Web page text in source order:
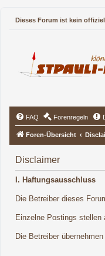
Dieses Forum ist kein
FAQ Forenregeln
Foren-Übersicht
Disclaimer
I. Haftungsausschluss
Die Betreiber dieses
Einzelne Postings stellen
Die Betreiber